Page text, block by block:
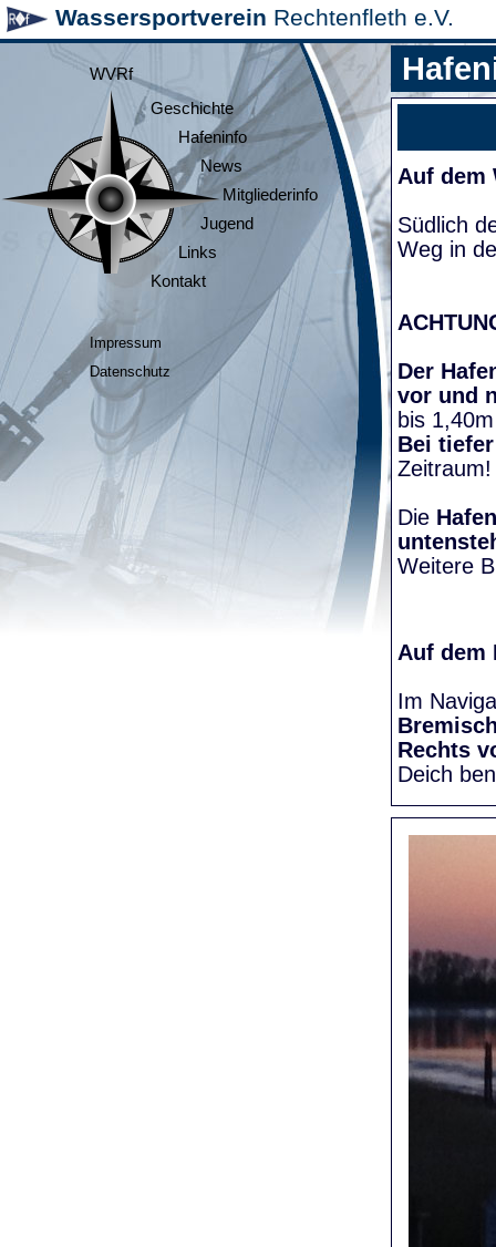
Wassersportverein Rechtenfleth e.V.
WVRf
Geschichte
Hafeninfo
News
Mitgliederinfo
Jugend
Links
Kontakt
Impressum
Datenschutz
Auf dem
Südlich
Weg in
Der
vor und
bis
Bei
Die
Weitere
Auf dem
Im
Rechts
Deich